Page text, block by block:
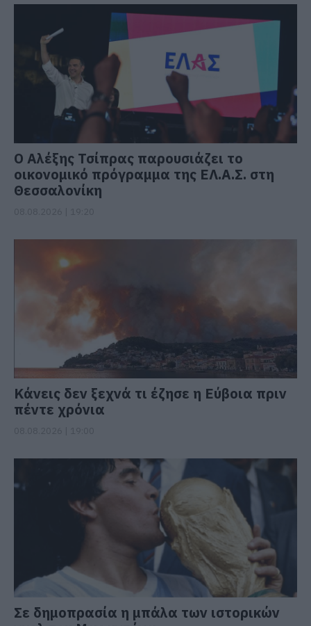
Ο Αλέξης Τσίπρας παρουσιάζει το
οικονομικό πρόγραμμα της ΕΛ.Α.Σ. στη
Θεσσαλονίκη
Κάνεις δεν ξεχνά τι έζησε η Εύβοια πριν
πέντε χρόνια
Σε δημοπρασία η μπάλα των ιστορικών